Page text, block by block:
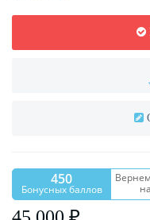
450
Бонусных баллов